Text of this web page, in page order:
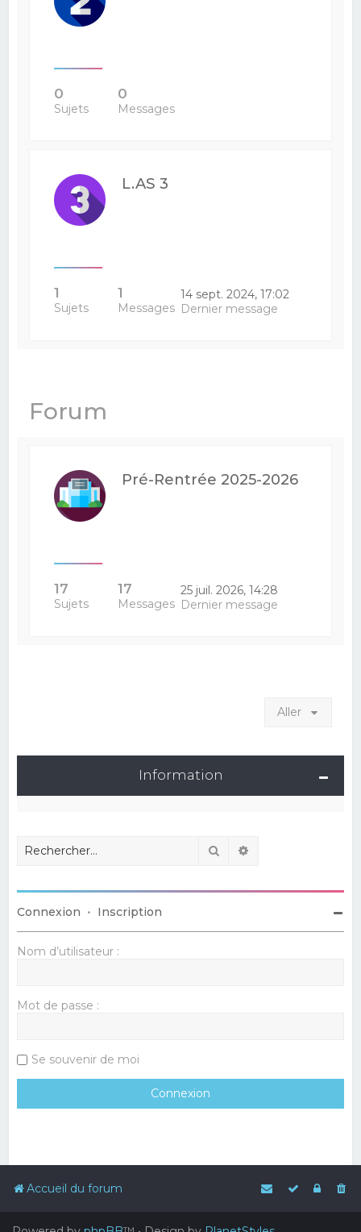
0
Sujets
0
Messages
L.AS 3
1
Sujets
1
Messages
14 sept. 2024, 17:02
Dernier message
Forum
Pré-Rentrée 2025-2026
17
Sujets
17
Messages
25 juil. 2026, 14:28
Dernier message
Aller
Information
Rechercher
Connexion • Inscription
Nom d’utilisateur :
Mot de passe :
Se souvenir de moi
Accueil du forum